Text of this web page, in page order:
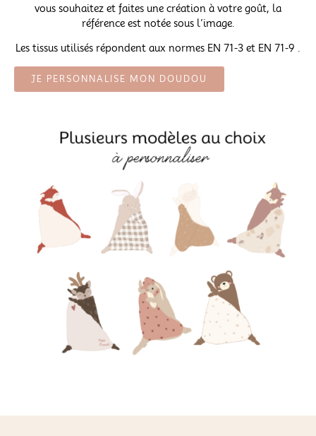
vous souhaitez et faites une création à votre goût, la
référence est notée sous l’image.
Les tissus utilisés répondent aux normes EN 71-3 et EN 71-9 .
JE PERSONNALISE MON DOUDOU